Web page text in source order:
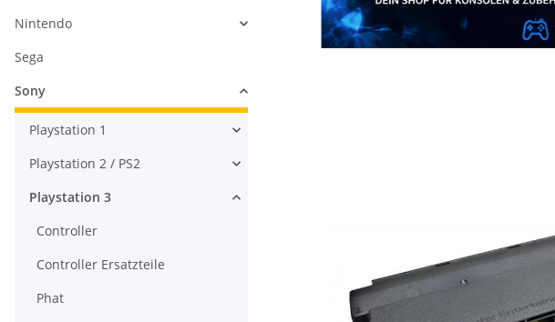
Nintendo
Sega
Sony
Playstation 1
Playstation 2 / PS2
Playstation 3
Controller
Controller Ersatzteile
Phat